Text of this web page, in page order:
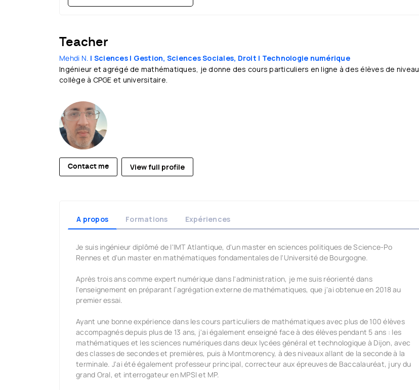
Teacher
Mehdi N. | Sciences | Gestion, Sciences Sociales, Droit | Technologie numérique
Ingénieur et agrégé de mathématiques, je donne des cours particuliers en ligne à des élèves de niveau
collège à CPGE et universitaire.
Contact me View full profile
A propos Formations Expériences
Je suis ingénieur diplômé de l'IMT Atlantique, d'un master en sciences politiques de Science-Po
Rennes et d'un master en mathématiques fondamentales de l'Université de Bourgogne.
Après trois ans comme expert numérique dans l'administration, je me suis réorienté dans
l'enseignement en préparant l’agrégation externe de mathématiques, que j'ai obtenue en 2018 au
premier essai.
Ayant une bonne expérience dans les cours particuliers de mathématiques avec plus de 100 élèves
accompagnés depuis plus de 13 ans, j'ai également enseigné face à des élèves pendant 5 ans : les
mathématiques et les sciences numériques dans deux lycées général et technologique à Dijon, avec
des classes de secondes et premières, puis à Montmorency, à des niveaux allant de la seconde à la
terminale. J'ai été également professeur principal, correcteur aux épreuves de Baccalauréat, jury du
grand Oral, et interrogateur en MPSI et MP.